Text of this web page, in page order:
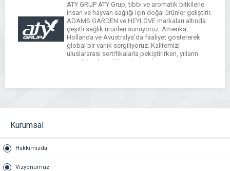
ATY GRUP ATY Grup, tıbbi ve aromatik bitkilerle
insan ve hayvan sağlığı için doğal ürünler geliştirir.
ADAMS GARDEN ve HEYLOVE markaları altında
çeşitli sağlık ürünleri sunuyoruz. Amerika,
Hollanda ve Avustralya’da faaliyet göstererek
global bir varlık sergiliyoruz. Kalitemizi
uluslararası sertifikalarla pekiştirirken, yılların
tecrübesiyle sağlık sektöründe öncüyüz. ADAMS
Kurumsal
Hakkımızda
Vizyonumuz